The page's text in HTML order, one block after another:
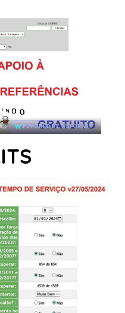
POWERED BY WEFORADS